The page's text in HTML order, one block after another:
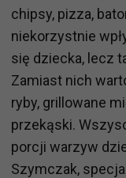
chipsy, pizza,
niekorzystnie
się dziecka, lecz
Zamiast nich
ryby, grillowane
przekąski.
porcji warzyw
Szymczak,